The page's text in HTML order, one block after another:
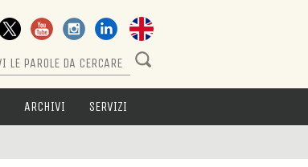
ARCHIVI SERVIZI